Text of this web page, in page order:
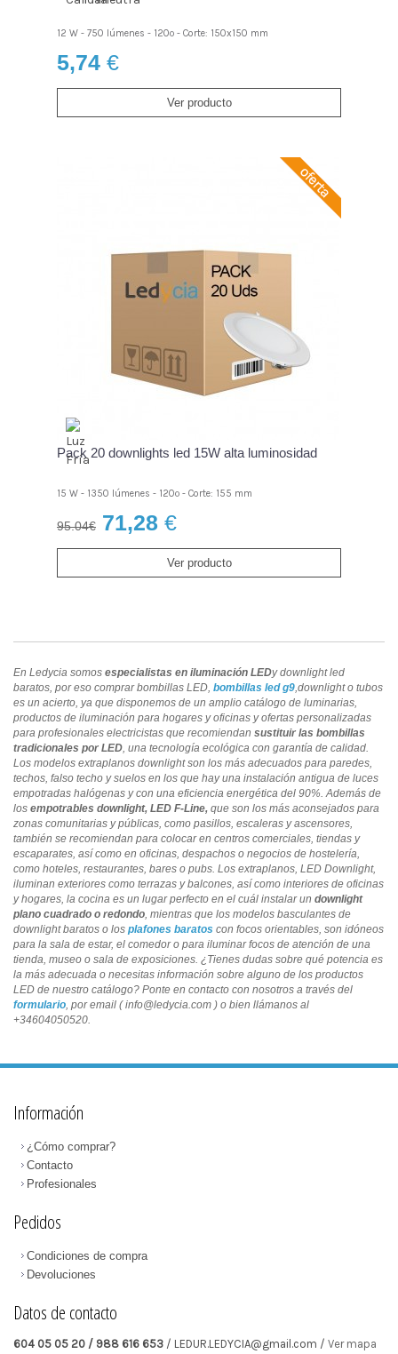
12 W - 750 lúmenes - 120º - Corte: 150x150 mm
5,74 €
Ver producto
Pack 20 downlights led 15W alta luminosidad
15 W - 1350 lúmenes - 120º - Corte: 155 mm
95.04€ 71,28 €
Ver producto
En Ledycia somos especialistas en iluminación LEDy downlight led
baratos, por eso comprar bombillas LED, bombillas led g9,downlight o tubos
es un acierto, ya que disponemos de un amplio catálogo de luminarias,
productos de iluminación para hogares y oficinas y ofertas personalizadas
para profesionales electricistas que recomiendan sustituir las bombillas
tradicionales por LED, una tecnología ecológica con garantía de calidad.
Los modelos extraplanos downlight son los más adecuados para paredes,
techos, falso techo y suelos en los que hay una instalación antigua de luces
empotradas halógenas y con una eficiencia energética del 90%. Además de
los empotrables downlight, LED F-Line, que son los más aconsejados para
zonas comunitarias y públicas, como pasillos, escaleras y ascensores,
también se recomiendan para colocar en centros comerciales, tiendas y
escaparates, así como en oficinas, despachos o negocios de hostelería,
como hoteles, restaurantes, bares o pubs. Los extraplanos, LED Downlight,
iluminan exteriores como terrazas y balcones, así como interiores de oficinas
y hogares, la cocina es un lugar perfecto en el cuál instalar un downlight
plano cuadrado o redondo, mientras que los modelos basculantes de
downlight baratos o los plafones baratos con focos orientables, son idóneos
para la sala de estar, el comedor o para iluminar focos de atención de una
tienda, museo o sala de exposiciones. ¿Tienes dudas sobre qué potencia es
la más adecuada o necesitas información sobre alguno de los productos
LED de nuestro catálogo? Ponte en contacto con nosotros a través del
formulario, por email ( info@ledycia.com ) o bien llámanos al
+34604050520.
Información
¿Cómo comprar?
Contacto
Profesionales
Pedidos
Condiciones de compra
Devoluciones
Datos de contacto
604 05 05 20 / 988 616 653 / LEDUR.LEDYCIA@gmail.com / Ver mapa